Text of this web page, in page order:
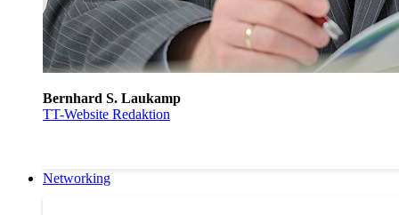
Bernhard S. Laukamp
TT-Website Redaktion
Networking